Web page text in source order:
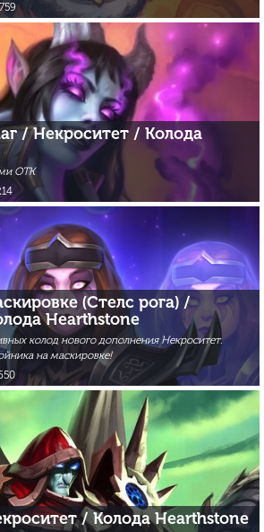
/ Некроситет / Колода
ОТК
(Стелс рога) /
Hearthstone
колод нового дополнения Некроситет.
на маскировке!
/ Колода Hearthstone